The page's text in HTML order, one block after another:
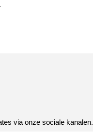
via onze sociale kanalen.